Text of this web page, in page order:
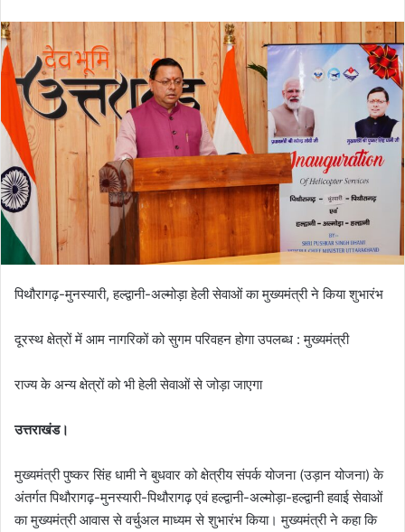
d
n
e
a
i
l
पिथौरागढ़-मुनस्यारी, हल्द्वानी-अल्मोड़ा हेली सेवाओं का मुख्यमंत्री ने किया शुभारंभ
दूरस्थ क्षेत्रों में आम नागरिकों को सुगम परिवहन होगा उपलब्ध : मुख्यमंत्री
राज्य के अन्य क्षेत्रों को भी हेली सेवाओं से जोड़ा जाएगा
उत्तराखंड।
मुख्यमंत्री पुष्कर सिंह धामी ने बुधवार को क्षेत्रीय संपर्क योजना (उड़ान योजना) के
अंतर्गत पिथौरागढ़-मुनस्यारी-पिथौरागढ़ एवं हल्द्वानी-अल्मोड़ा-हल्द्वानी हवाई सेवाओं
का मुख्यमंत्री आवास से वर्चुअल माध्यम से शुभारंभ किया। मुख्यमंत्री ने कहा कि